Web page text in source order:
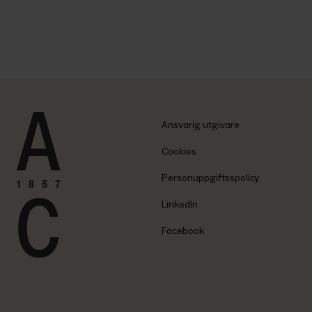
Ansvarig utgivare
Cookies
Personuppgiftsspolicy
LinkedIn
Facebook